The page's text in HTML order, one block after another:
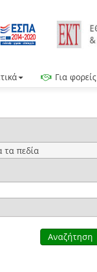
Για φορείς
τα πεδία
Αναζήτηση